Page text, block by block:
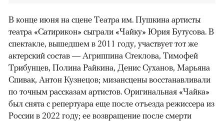
В конце июня на сцене Театра им. Пушкина артисты
театра «Сатирикон» сыграли «Чайку» Юрия Бутусова. В
спектакле, вышедшем в 2011 году, участвует тот же
актерский состав — Агриппина Стеклова, Тимофей
Трибунцев, Полина Райкина, Денис Суханов, Марьяна
Спивак, Антон Кузнецов; мизансцены восстанавливали
по точным рассказам артистов. Оригинальная «Чайка»
был снята с репертуара еще после отъезда режиссера из
России в 2022 году; ее возвращение после смерти